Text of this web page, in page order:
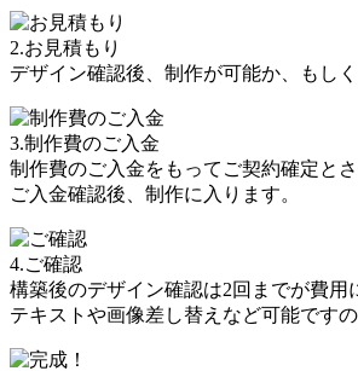
2.お見積もり
デザイン確認後、制作が可能か、もし
3.制作費のご入金
制作費のご入金をもってご契約確定と
ご入金確認後、制作に入ります。
4.ご確認
構築後のデザイン確認は2回 までが費用
テキストや画像差し替えなど可能です